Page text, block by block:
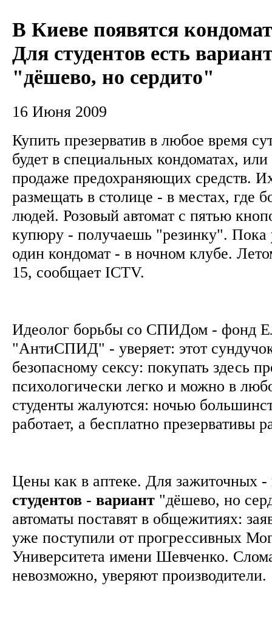
В Киеве появятся
Для студентов есть
"дёшево, но сердито"
16 Июня 2009
Купить презерватив в любое время
будет в специальных кондоматах, или
продаже предохраняющих средств.
размещать в столице - в местах, где
людей. Розовый автомат с пятью
купюру - получаешь "резинку". Пока
один кондомат - в ночном клубе.
15, сообщает ICTV.
Идеолог борьбы со СПИДом - фонд
"АнтиСПИД" - уверяет: этот
безопасному сексу: покупать здесь
психологически легко и можно в
студенты жалуются: ночью
работает, а бесплатно презервативы
Цены как в аптеке. Для зажиточных -
студентов - вариант "дёшево, но
автоматы поставят в общежитиях:
уже поступили от прогрессивных
Университета имени Шевченко.
невозможно, уверяют